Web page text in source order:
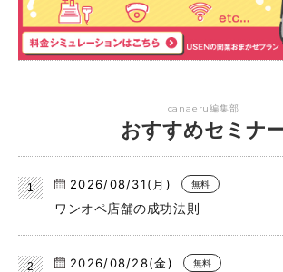
canaeru編集部
おすすめセミナ
2026/08/31(月) 無料
ワンオペ店舗の成功法則
2026/08/28(金) 無料